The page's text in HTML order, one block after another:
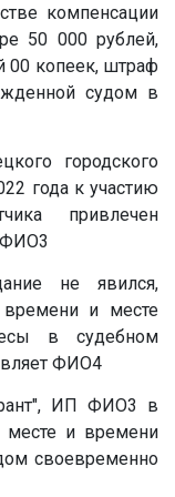
компенсации
50 000 рублей,
00 копеек, штраф
судом в
городского
года к участию
привлечен
ФИО3
не явился,
и месте
в судебном
ФИО4
ИП ФИО3 в
месте и времени
своевременно